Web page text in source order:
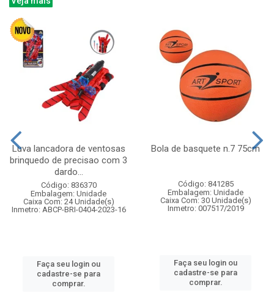
Luva lancadora de ventosas
brinquedo de precisao com 3
dardo...
Código: 836370
Embalagem: Unidade
Caixa Com: 24 Unidade(s)
Inmetro: ABCP-BRI-0404-2023-16
Faça seu login ou
cadastre-se para
comprar.
Bola de basquete n.7 75cm
Código: 841285
Embalagem: Unidade
Caixa Com: 30 Unidade(s)
Inmetro: 007517/2019
Faça seu login ou
cadastre-se para
comprar.